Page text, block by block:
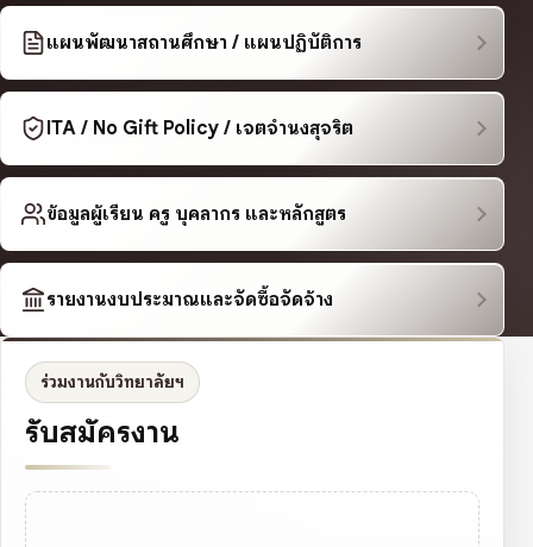
แผนพัฒนาสถานศึกษา / แผนปฏิบัติการ
ITA / No Gift Policy / เจตจำนงสุจริต
ข้อมูลผู้เรียน ครู บุคลากร และหลักสูตร
รายงานงบประมาณและจัดซื้อจัดจ้าง
ร่วมงานกับวิทยาลัยฯ
รับสมัครงาน